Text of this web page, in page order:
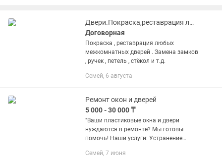
Двери.Покраска,реставрация любых межкомнатных дверей. Замена:петель,ручек.
Договорная
Покраска , реставрация любых
межкомнатных дверей . Замена замков
, ручек , петель , стёкол и т.д.
Семей, 6 августа
Ремонт окон и дверей
5 000 - 30 000 ₸
"Ваши пластиковые окна и двери
нуждаются в ремонте? Мы готовы
помочь! Наши услуги: Устранение
и замена фурнитуры Ремонт и замена
Семей, 7 июня